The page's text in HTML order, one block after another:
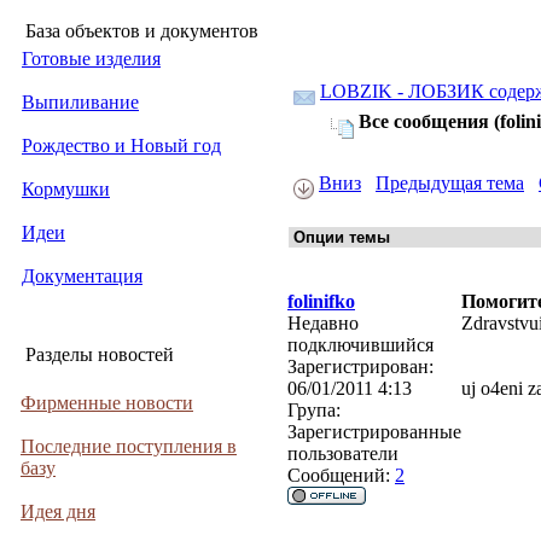
База объектов и документов
Готовые изделия
Выпиливание
Рождество и Новый год
Кормушки
Идеи
Документация
Разделы новостей
Фирменные новости
Последние поступления в
базу
Идея дня
LOBZIK - ЛОБЗИК
Все сообщения
Вниз Предыдущая тема
folinifko
Недавно
подключившийся
Зарегистрирован:
06/01/2011 4:13
Група:
Зарегистрированные
пользователи
Сообщений: 2
uj o4eni